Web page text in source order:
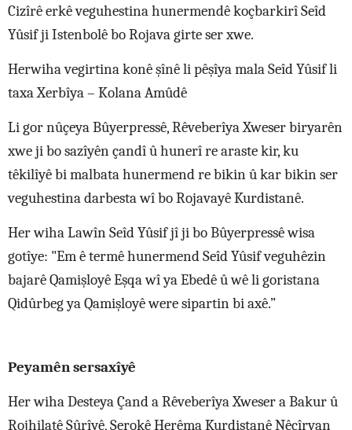
Cizîrê erkê veguhestina hunermendê koçbarkirî Seîd
Yûsif ji Istenbolê bo Rojava girte ser xwe.
Herwiha vegirtina konê şînê li pêşîya mala Seîd Yûsif li
taxa Xerbîya – Kolana Amûdê
Li gor nûçeya Bûyerpressê, Rêveberîya Xweser biryarên
xwe ji bo sazîyên çandî û hunerî re araste kir, ku
têkilîyê bi malbata hunermend re bikin û kar bikin ser
veguhestina darbesta wî bo Rojavayê Kurdistanê.
Her wiha Lawîn Seîd Yûsif jî ji bo Bûyerpressê wisa
gotîye: "Em ê termê hunermend Seîd Yûsif veguhêzin
bajarê Qamişloyê Eşqa wî ya Ebedê û wê li goristana
Qidûrbeg ya Qamişloyê were sipartin bi axê.”
Peyamên sersaxîyê
Her wiha Desteya Çand a Rêveberîya Xweser a Bakur û
Rojhilatê Sûrîyê, Serokê Herêma Kurdistanê Nêçîrvan